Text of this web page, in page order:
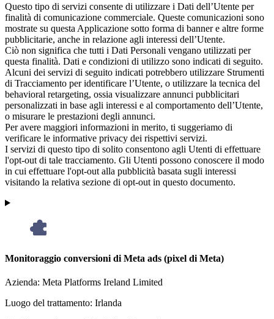
Questo tipo di servizi consente di utilizzare i Dati dell’Utente per
finalità di comunicazione commerciale. Queste comunicazioni sono
mostrate su questa Applicazione sotto forma di banner e altre forme
pubblicitarie, anche in relazione agli interessi dell’Utente.
Ciò non significa che tutti i Dati Personali vengano utilizzati per
questa finalità. Dati e condizioni di utilizzo sono indicati di seguito.
Alcuni dei servizi di seguito indicati potrebbero utilizzare Strumenti
di Tracciamento per identificare l’Utente, o utilizzare la tecnica del
behavioral retargeting, ossia visualizzare annunci pubblicitari
personalizzati in base agli interessi e al comportamento dell’Utente,
o misurare le prestazioni degli annunci.
Per avere maggiori informazioni in merito, ti suggeriamo di
verificare le informative privacy dei rispettivi servizi.
I servizi di questo tipo di solito consentono agli Utenti di effettuare
l'opt-out di tale tracciamento. Gli Utenti possono conoscere il modo
in cui effettuare l'opt-out alla pubblicità basata sugli interessi
visitando la relativa sezione di opt-out in questo documento.
Monitoraggio conversioni di Meta ads (pixel di Meta)
Azienda: Meta Platforms Ireland Limited
Luogo del trattamento: Irlanda